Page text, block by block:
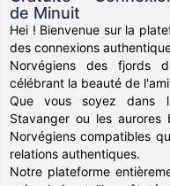
de Minuit
Hei ! Bienvenue sur la
des connexions
Norvégiens des fjords
célébrant la beauté de
Que vous soyez dans
Stavanger ou les aurores
Norvégiens compatibles
relations authentiques.
Notre plateforme